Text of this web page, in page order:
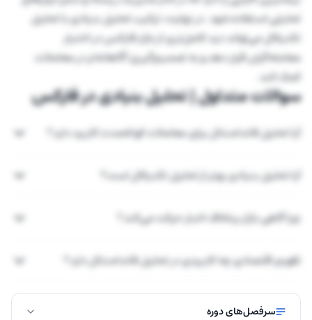
تحلیلی استفاده شود. در نهایت، ترکیب تحلیل بنیادی با تحلیل
تکنیکال می‌تواند دید کامل‌تری از بازار فارکس در اختیار
معامله‌گران قرار دهد و به تصمیم‌گیری آگاهانه‌تر در معاملات
کمک کند.
سوالات متداول | تحلیل بنیادی در فارکس
آیا تحلیل فاندامنتال برای معاملات کوتاه‌مدت کاربرد دارد؟
آیا تحلیل بنیادی بهتر از تحلیل تکنیکال است؟
چرا گاهی بازار برخلاف اخبار حرکت می‌کند؟
تقویم اقتصادی چه کاربردی در تحلیل فاندامنتال دارد؟
سرفصل‌های دوره